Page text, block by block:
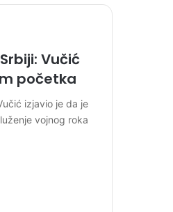
Vučić
početka
izjavio je da je
vojnog roka